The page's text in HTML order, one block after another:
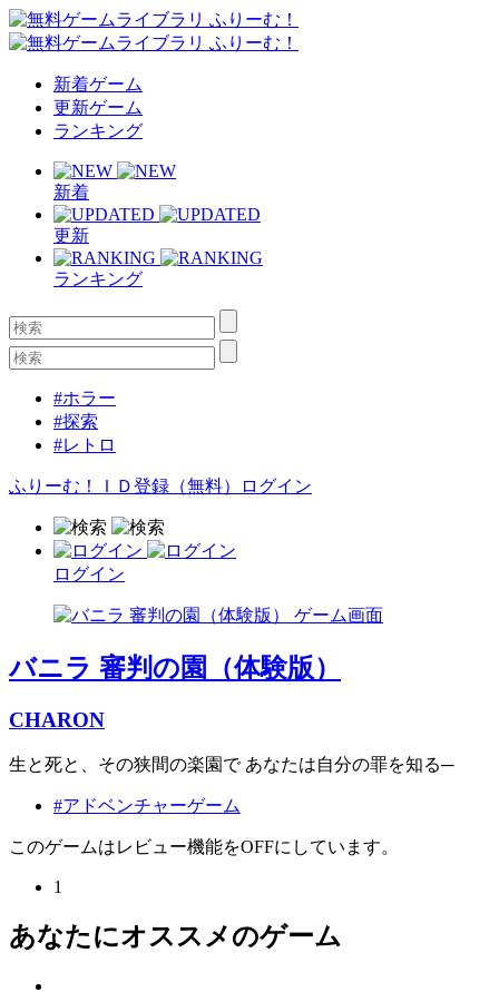
新着ゲーム
更新ゲーム
ランキング
新着
更新
ランキング
#ホラー
#探索
#レトロ
ふりーむ！ＩＤ登録（無料） ログイン
ログイン
バニラ 審判の園（体験版）
CHARON
生と死と、その狭間の楽園で あなたは自分の罪を知る─
#アドベンチャーゲーム
このゲームはレビュー機能をOFFにしています。
1
あなたにオススメのゲーム